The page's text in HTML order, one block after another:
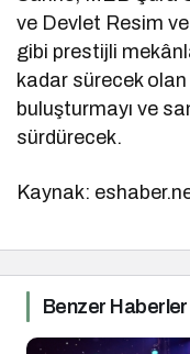
ve Devlet Resim
gibi prestijli
kadar sürecek
buluşturmayı ve
sürdürecek.
Kaynak:
Benzer Haberler